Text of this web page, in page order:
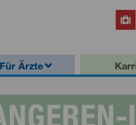
Für Ärzte